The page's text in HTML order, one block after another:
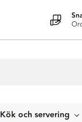
Kök och servering